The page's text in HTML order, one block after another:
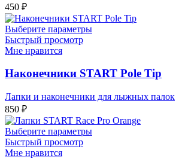
450 ₽
Выберите параметры
Быстрый просмотр
Мне нравится
Наконечники START Pole Tip
Лапки и наконечники для лыжных палок
850 ₽
Выберите параметры
Быстрый просмотр
Мне нравится